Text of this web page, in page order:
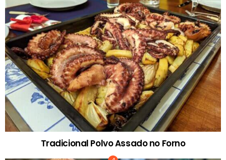
Tradicional Polvo Assado no Forno